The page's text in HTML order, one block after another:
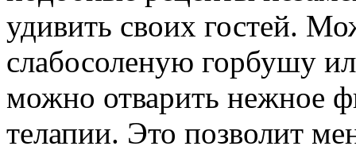
удивить своих гостей.
слабосоленую горбушу
можно отварить нежное
телапии. Это позволит